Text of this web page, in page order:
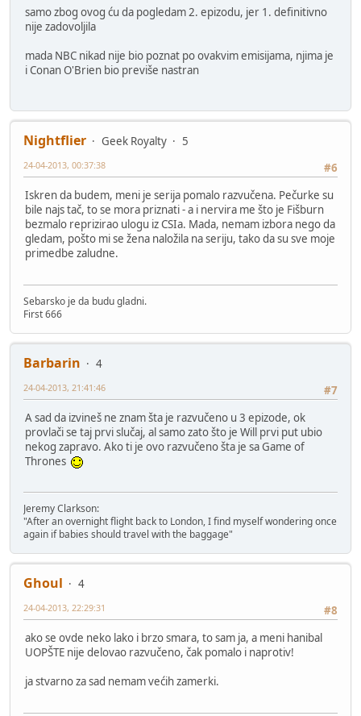
samo zbog ovog ću da pogledam 2. epizodu, jer 1. definitivno
nije zadovoljila
mada NBC nikad nije bio poznat po ovakvim emisijama, njima je
i Conan O'Brien bio previše nastran
Nightflier Geek Royalty
5
#6
24-04-2013, 00:37:38
Iskren da budem, meni je serija pomalo razvučena. Pečurke su
bile najs tač, to se mora priznati - a i nervira me što je Fišburn
bezmalo reprizirao ulogu iz CSIa. Mada, nemam izbora nego da
gledam, pošto mi se žena naložila na seriju, tako da su sve moje
primedbe zaludne.
Sebarsko je da budu gladni.
First 666
Barbarin
4
#7
24-04-2013, 21:41:46
A sad da izvineš ne znam šta je razvučeno u 3 epizode, ok
provlači se taj prvi slučaj, al samo zato što je Will prvi put ubio
nekog zapravo. Ako ti je ovo razvučeno šta je sa Game of
Thrones
Jeremy Clarkson:
"After an overnight flight back to London, I find myself wondering once
again if babies should travel with the baggage"
Ghoul
4
#8
24-04-2013, 22:29:31
ako se ovde neko lako i brzo smara, to sam ja, a meni hanibal
UOPŠTE nije delovao razvučeno, čak pomalo i naprotiv!
ja stvarno za sad nemam većih zamerki.